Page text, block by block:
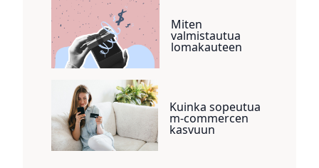
Miten
valmistautua
lomakauteen
Kuinka sopeutua
m-commercen
kasvuun